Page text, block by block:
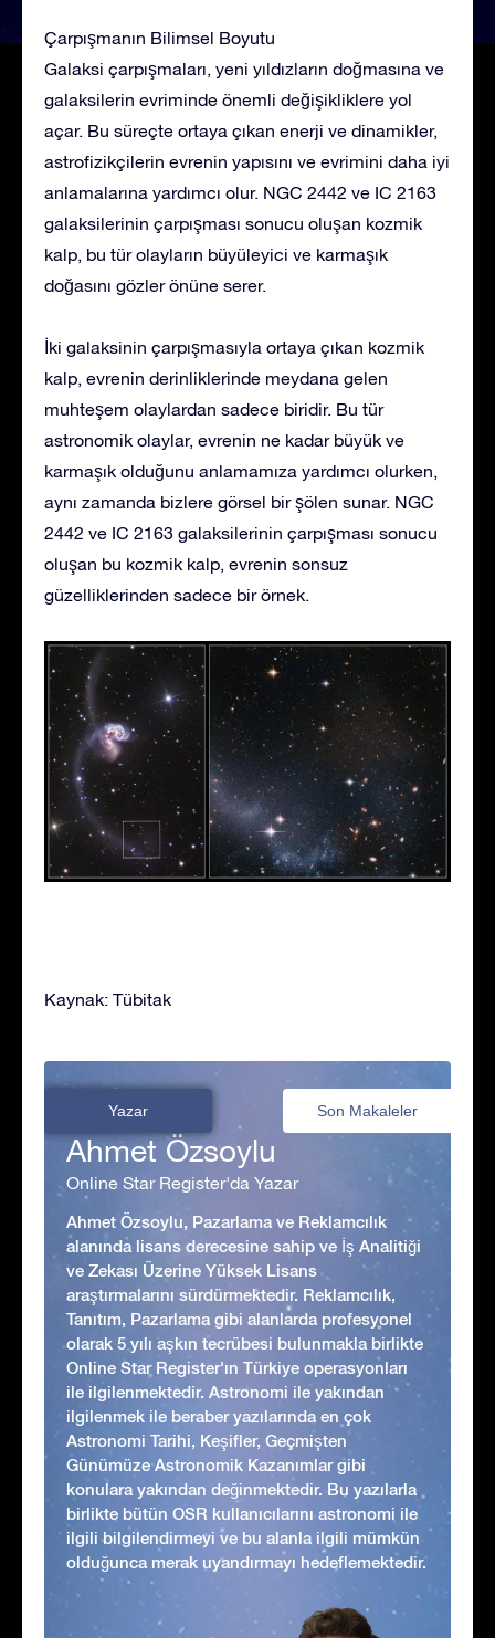
Çarpışmanın Bilimsel Boyutu
Galaksi çarpışmaları, yeni yıldızların doğmasına ve
galaksilerin evriminde önemli değişikliklere yol
açar. Bu süreçte ortaya çıkan enerji ve dinamikler,
astrofizikçilerin evrenin yapısını ve evrimini daha iyi
anlamalarına yardımcı olur. NGC 2442 ve IC 2163
galaksilerinin çarpışması sonucu oluşan kozmik
kalp, bu tür olayların büyüleyici ve karmaşık
doğasını gözler önüne serer.
İki galaksinin çarpışmasıyla ortaya çıkan kozmik
kalp, evrenin derinliklerinde meydana gelen
muhteşem olaylardan sadece biridir. Bu tür
astronomik olaylar, evrenin ne kadar büyük ve
karmaşık olduğunu anlamamıza yardımcı olurken,
aynı zamanda bizlere görsel bir şölen sunar. NGC
2442 ve IC 2163 galaksilerinin çarpışması sonucu
oluşan bu kozmik kalp, evrenin sonsuz
güzelliklerinden sadece bir örnek.
Kaynak: Tübitak
Yazar Son Makaleler
Ahmet Özsoylu
Online Star Register'da Yazar
Ahmet Özsoylu, Pazarlama ve Reklamcılık
alanında lisans derecesine sahip ve İş Analitiği
ve Zekası Üzerine Yüksek Lisans
araştırmalarını sürdürmektedir. Reklamcılık,
Tanıtım, Pazarlama gibi alanlarda profesyonel
olarak 5 yılı aşkın tecrübesi bulunmakla birlikte
Online Star Register'ın Türkiye operasyonları
ile ilgilenmektedir. Astronomi ile yakından
ilgilenmek ile beraber yazılarında en çok
Astronomi Tarihi, Keşifler, Geçmişten
Günümüze Astronomik Kazanımlar gibi
konulara yakından değinmektedir. Bu yazılarla
birlikte bütün OSR kullanıcılarını astronomi ile
ilgili bilgilendirmeyi ve bu alanla ilgili mümkün
olduğunca merak uyandırmayı hedeflemektedir.